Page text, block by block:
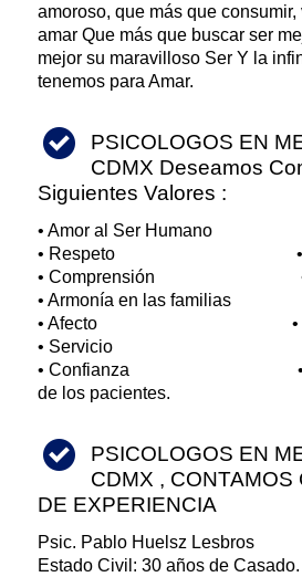
amoroso, que más que
amar Que más que buscar ser
mejor su maravilloso Ser Y la
tenemos para Amar.
PSICOLOGOS EN
CDMX Deseamos
Siguientes Valores :
• Amor al Ser Humano •
• Respeto •
• Comprensión •
• Armonía en las familias •
• Afecto •
• Servicio •
• Confianza •
de los pacientes.
PSICOLOGOS EN
CDMX , CONTAMOS
DE EXPERIENCIA
Psic. Pablo Huelsz Lesbros
Estado Civil: 30 años de Casado.